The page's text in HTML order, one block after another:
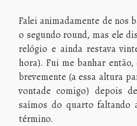
Falei animadamente de nos
o segundo round, mas ele
relógio e ainda restava
hora). Fui me banhar então,
brevemente (a essa altura
vontade comigo) depois
saímos do quarto faltando
término.